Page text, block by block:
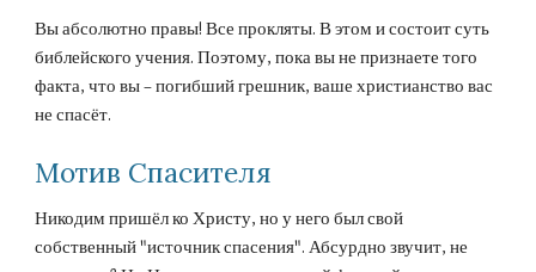
Вы абсолютно правы! Все прокляты. В этом и состоит суть
библейского учения. Поэтому, пока вы не признаете того
факта, что вы – погибший грешник, ваше христианство вас
не спасёт.
Мотив Cпасителя
Никодим пришёл ко Христу, но у него был свой
собственный "источник спасения". Абсурдно звучит, не